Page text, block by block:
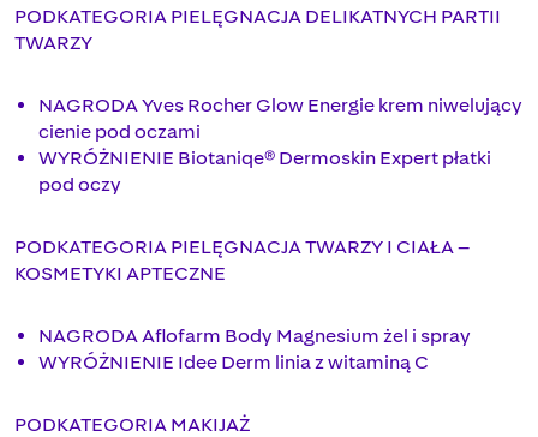
PODKATEGORIA PIELĘGNACJA DELIKATNYCH PARTII
TWARZY
NAGRODA Yves Rocher Glow Energie krem niwelujący
cienie pod oczami
WYRÓŻNIENIE Biotaniqe® Dermoskin Expert płatki
pod oczy
PODKATEGORIA PIELĘGNACJA TWARZY I CIAŁA –
KOSMETYKI APTECZNE
NAGRODA Aflofarm Body Magnesium żel i spray
WYRÓŻNIENIE Idee Derm linia z witaminą C
PODKATEGORIA MAKIJAŻ